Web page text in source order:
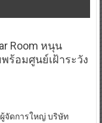
Room หนุน
ร้อมศูนย์เฝ้าระวัง
ดการใหญ่ บริษัท